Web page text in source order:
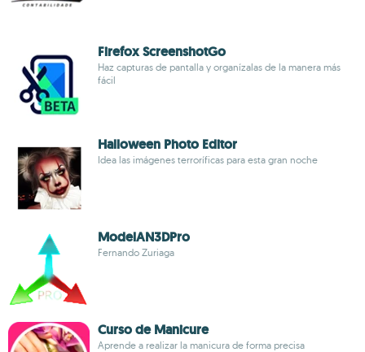
Firefox ScreenshotGo
Haz capturas de pantalla y organízalas de la manera más
fácil
Halloween Photo Editor
Idea las imágenes terroríficas para esta gran noche
ModelAN3DPro
Fernando Zuriaga
Curso de Manicure
Aprende a realizar la manicura de forma precisa